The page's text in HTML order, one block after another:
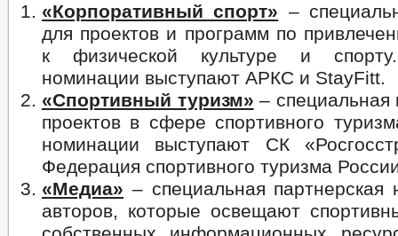
«Корпоративный спорт» –
для проектов и программ по
к физической культуре и
номинации выступают АРКС и StayFitt.
«Спортивный туризм» –
проектов в сфере спортивного
номинации выступают СК
Федерация спортивного туризма
«Медиа» – специальная партнерская
авторов, которые освещают